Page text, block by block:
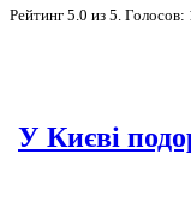
Рейтинг 5.0 из 5 . Голосов:
У Києві